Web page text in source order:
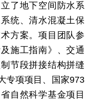
了地下空间防水系
统、清水混凝土保
方案。项目团队参
施工指南》、交通
节段拼接结构拼缝
专项项目、国家973
自然科学基金项目